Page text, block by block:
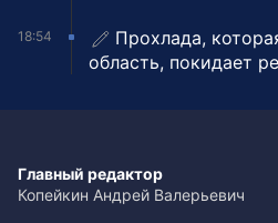
18:54
Прохлада,
область, покидает
Главный редактор
Копейкин Андрей Валерьевич